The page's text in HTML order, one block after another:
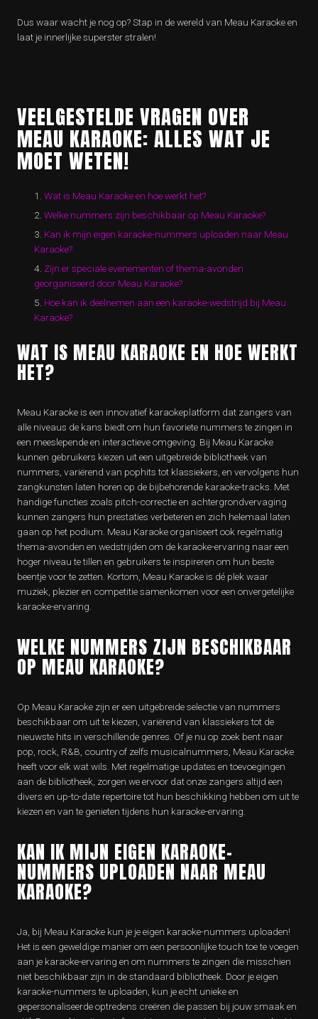
Dus waar wacht je nog op? Stap in de wereld van Meau Karaoke en
laat je innerlijke superster stralen!
VEELGESTELDE VRAGEN OVER
MEAU KARAOKE: ALLES WAT JE
MOET WETEN!
Wat is Meau Karaoke en hoe werkt het?
Welke nummers zijn beschikbaar op Meau Karaoke?
Kan ik mijn eigen karaoke-nummers uploaden naar Meau
Karaoke?
Zijn er speciale evenementen of thema-avonden
georganiseerd door Meau Karaoke?
Hoe kan ik deelnemen aan een karaoke-wedstrijd bij Meau
Karaoke?
WAT IS MEAU KARAOKE EN HOE WERKT
HET?
Meau Karaoke is een innovatief karaokeplatform dat zangers van
alle niveaus de kans biedt om hun favoriete nummers te zingen in
een meeslepende en interactieve omgeving. Bij Meau Karaoke
kunnen gebruikers kiezen uit een uitgebreide bibliotheek van
nummers, variërend van pophits tot klassiekers, en vervolgens hun
zangkunsten laten horen op de bijbehorende karaoke-tracks. Met
handige functies zoals pitch-correctie en achtergrondvervaging
kunnen zangers hun prestaties verbeteren en zich helemaal laten
gaan op het podium. Meau Karaoke organiseert ook regelmatig
thema-avonden en wedstrijden om de karaoke-ervaring naar een
hoger niveau te tillen en gebruikers te inspireren om hun beste
beentje voor te zetten. Kortom, Meau Karaoke is dé plek waar
muziek, plezier en competitie samenkomen voor een onvergetelijke
karaoke-ervaring.
WELKE NUMMERS ZIJN BESCHIKBAAR
OP MEAU KARAOKE?
Op Meau Karaoke zijn er een uitgebreide selectie van nummers
beschikbaar om uit te kiezen, variërend van klassiekers tot de
nieuwste hits in verschillende genres. Of je nu op zoek bent naar
pop, rock, R&B, country of zelfs musicalnummers, Meau Karaoke
heeft voor elk wat wils. Met regelmatige updates en toevoegingen
aan de bibliotheek, zorgen we ervoor dat onze zangers altijd een
divers en up-to-date repertoire tot hun beschikking hebben om uit te
kiezen en van te genieten tijdens hun karaoke-ervaring.
KAN IK MIJN EIGEN KARAOKE-
NUMMERS UPLOADEN NAAR MEAU
KARAOKE?
Ja, bij Meau Karaoke kun je je eigen karaoke-nummers uploaden!
Het is een geweldige manier om een persoonlijke touch toe te voegen
aan je karaoke-ervaring en om nummers te zingen die misschien
niet beschikbaar zijn in de standaard bibliotheek. Door je eigen
karaoke-nummers te uploaden, kun je echt unieke en
gepersonaliseerde optredens creëren die passen bij jouw smaak en